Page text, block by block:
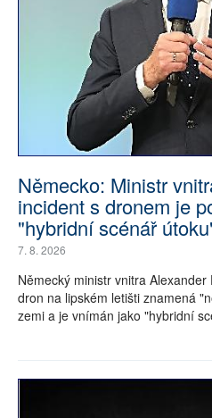
Německo: Ministr
incident s dronem je
"hybridní scénář
7. 8. 2026
Německý ministr vnitra
dron na lipském letišti znamená
zemi a je vnímán jako "hybridní